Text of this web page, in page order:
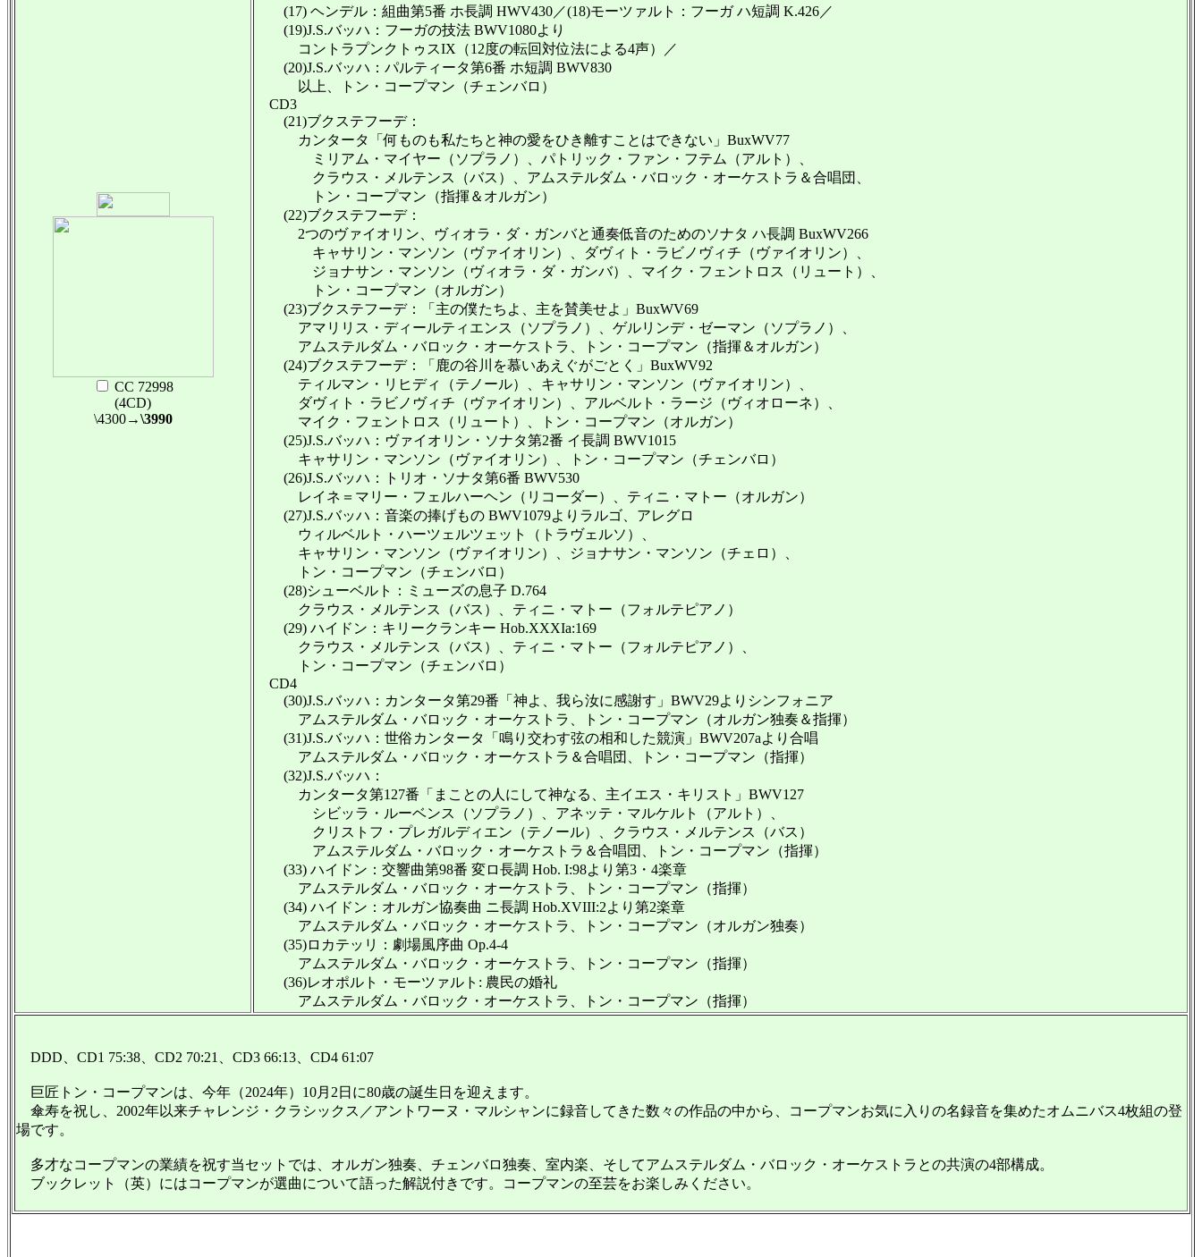
CC 72998
(4CD)
\4300→\3990
(17) ヘンデル：組曲第5番 ホ長調 HWV430／(18)モーツァルト：フーガ ハ短調 K.426／
(19)J.S.バッハ：フーガの技法 BWV1080より
コントラプンクトゥスIX（12度の転回対位法による4声）／
(20)J.S.バッハ：パルティータ第6番 ホ短調 BWV830
以上、トン・コープマン（チェンバロ）
CD3
(21)ブクステフーデ：
カンタータ「何ものも私たちと神の愛をひき離すことはできない」BuxWV77
ミリアム・マイヤー（ソプラノ）、パトリック・ファン・フテム（アルト）、
クラウス・メルテンス（バス）、アムステルダム・バロック・オーケストラ＆合唱団、
トン・コープマン（指揮＆オルガン）
(22)ブクステフーデ：
2つのヴァイオリン、ヴィオラ・ダ・ガンバと通奏低音のためのソナタ ハ長調 BuxWV266
キャサリン・マンソン（ヴァイオリン）、ダヴィト・ラビノヴィチ（ヴァイオリン）、
ジョナサン・マンソン（ヴィオラ・ダ・ガンバ）、マイク・フェントロス（リュート）、
トン・コープマン（オルガン）
(23)ブクステフーデ：「主の僕たちよ、主を賛美せよ」BuxWV69
アマリリス・ディールティエンス（ソプラノ）、ゲルリンデ・ゼーマン（ソプラノ）、
アムステルダム・バロック・オーケストラ、トン・コープマン（指揮＆オルガン）
(24)ブクステフーデ：「鹿の谷川を慕いあえぐがごとく」BuxWV92
ティルマン・リヒディ（テノール）、キャサリン・マンソン（ヴァイオリン）、
ダヴィト・ラビノヴィチ（ヴァイオリン）、アルベルト・ラージ（ヴィオローネ）、
マイク・フェントロス（リュート）、トン・コープマン（オルガン）
(25)J.S.バッハ：ヴァイオリン・ソナタ第2番 イ長調 BWV1015
キャサリン・マンソン（ヴァイオリン）、トン・コープマン（チェンバロ）
(26)J.S.バッハ：トリオ・ソナタ第6番 BWV530
レイネ＝マリー・フェルハーヘン（リコーダー）、ティニ・マトー（オルガン）
(27)J.S.バッハ：音楽の捧げもの BWV1079よりラルゴ、アレグロ
ウィルベルト・ハーツェルツェット（トラヴェルソ）、
キャサリン・マンソン（ヴァイオリン）、ジョナサン・マンソン（チェロ）、
トン・コープマン（チェンバロ）
(28)シューベルト：ミューズの息子 D.764
クラウス・メルテンス（バス）、ティニ・マトー（フォルテピアノ）
(29) ハイドン：キリークランキー Hob.XXXIa:169
クラウス・メルテンス（バス）、ティニ・マトー（フォルテピアノ）、
トン・コープマン（チェンバロ）
CD4
(30)J.S.バッハ：カンタータ第29番「神よ、我ら汝に感謝す」BWV29よりシンフォニア
アムステルダム・バロック・オーケストラ、トン・コープマン（オルガン独奏＆指揮）
(31)J.S.バッハ：世俗カンタータ「鳴り交わす弦の相和した競演」BWV207aより合唱
アムステルダム・バロック・オーケストラ＆合唱団、トン・コープマン（指揮）
(32)J.S.バッハ：
カンタータ第127番「まことの人にして神なる、主イエス・キリスト」BWV127
シビッラ・ルーベンス（ソプラノ）、アネッテ・マルケルト（アルト）、
クリストフ・プレガルディエン（テノール）、クラウス・メルテンス（バス）
アムステルダム・バロック・オーケストラ＆合唱団、トン・コープマン（指揮）
(33) ハイドン：交響曲第98番 変ロ長調 Hob. I:98より第3・4楽章
アムステルダム・バロック・オーケストラ、トン・コープマン（指揮）
(34) ハイドン：オルガン協奏曲 ニ長調 Hob.XVIII:2より第2楽章
アムステルダム・バロック・オーケストラ、トン・コープマン（オルガン独奏）
(35)ロカテッリ：劇場風序曲 Op.4-4
アムステルダム・バロック・オーケストラ、トン・コープマン（指揮）
(36)レオポルト・モーツァルト: 農民の婚礼
アムステルダム・バロック・オーケストラ、トン・コープマン（指揮）
DDD、CD1 75:38、CD2 70:21、CD3 66:13、CD4 61:07
巨匠トン・コープマンは、今年（2024年）10月2日に80歳の誕生日を迎えます。
傘寿を祝し、2002年以来チャレンジ・クラシックス／アントワーヌ・マルシャンに録音してきた数々の作品の中から、コープマンお気に入りの名録音を集めたオムニバス4枚組の登
場です。
多才なコープマンの業績を祝す当セットでは、オルガン独奏、チェンバロ独奏、室内楽、そしてアムステルダム・バロック・オーケストラとの共演の4部構成。
ブックレット（英）にはコープマンが選曲について語った解説付きです。コープマンの至芸をお楽しみください。